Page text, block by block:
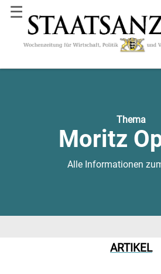
☰
Thema
Moritz
Alle Informationen
ARTIKEL